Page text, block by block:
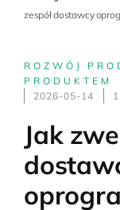
zespół dostawcy
ROZWÓJ
PRODUKTEM
2026-05-14
Jak